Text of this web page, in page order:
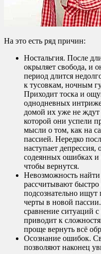
На это есть ряд причин:
Ностальгия. После
окрыляет свобода, и
период длится
к тусовкам, ночным
Приходит тоска и
однодневных
домой их уже не
которой они успели
мысли о том, как на
пассией. Нередко
наступает депрессия,
содеянных ошибках и
чтобы вернутся.
Невозможность
рассчитывают
подсознательно
черты в новой
сравнение ситуаций
приводит к
проще вернуть всё
Осознание ошибок.
позволяют наконец